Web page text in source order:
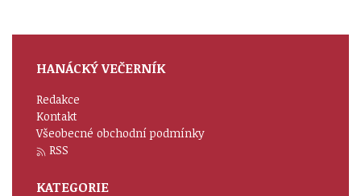
HANÁCKÝ VEČERNÍK
Redakce
Kontakt
Všeobecné obchodní podmínky
RSS
KATEGORIE